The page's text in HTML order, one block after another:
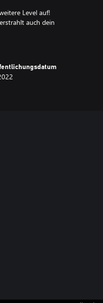
Level auf!
auch dein